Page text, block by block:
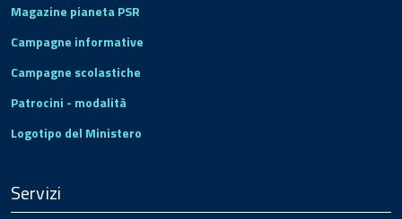
Magazine pianeta PSR
Campagne informative
Campagne scolastiche
Patrocini - modalità
Logotipo del Ministero
Servizi